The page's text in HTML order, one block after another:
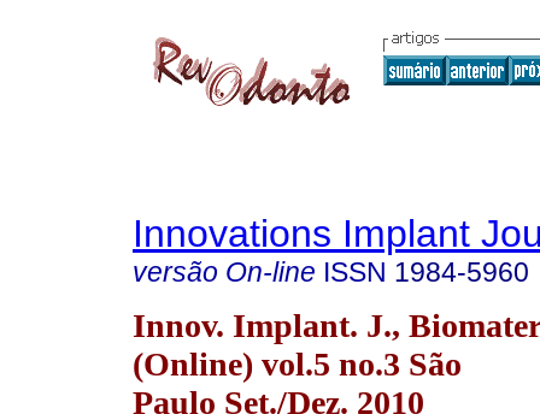
Innovations Implant
versão On-line ISSN 1984-5960
Innov. Implant. J.,
(Online) vol.5 no.3 São
Paulo Set./Dez. 2010